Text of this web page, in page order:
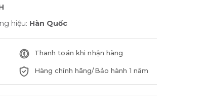
hiệu: Hàn Quốc
Thanh toán khi nhận hàng
Hàng chính hãng/Bảo hành 1 năm